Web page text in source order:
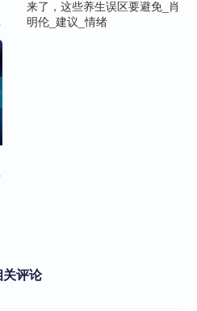
来了，这些养生误区要避免_肖
明伦_建议_情绪
关评论